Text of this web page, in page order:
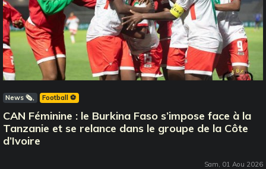
News 🗞️ Football ⚽️
CAN Féminine : le Burkina Faso s’impose face à la
Tanzanie et se relance dans le groupe de la Côte
d’Ivoire
Sam, 01 Aou 2026